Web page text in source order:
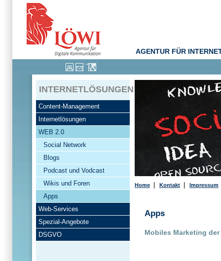
AGENTUR FÜR
INTERNETLÖSUNGEN
Content-Management
Internetlösungen
WEB 2.0
Social Network
Blogs
Podcast und Vodcast
Wikis und Foren
Apps
Web-Services
Spezial-Angebote
DSGVO
Home Kontakt Impressum
Apps
Mobiles Marketing